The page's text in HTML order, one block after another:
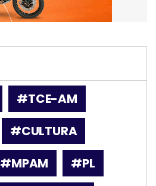
#TCE-AM
#CULTURA
#MPAM
#PL